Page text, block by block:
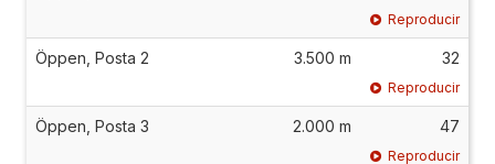
Reproducir
Öppen, Posta 2 3.500 m 32
Reproducir
Öppen, Posta 3 2.000 m 47
Reproducir